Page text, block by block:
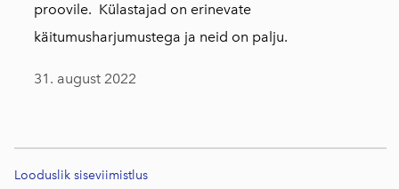
proovile. Külastajad on erinevate
käitumusharjumustega ja neid on palju.
31. august 2022
Looduslik siseviimistlus